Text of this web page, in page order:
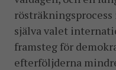
själva valet
framsteg för
efterföljderna